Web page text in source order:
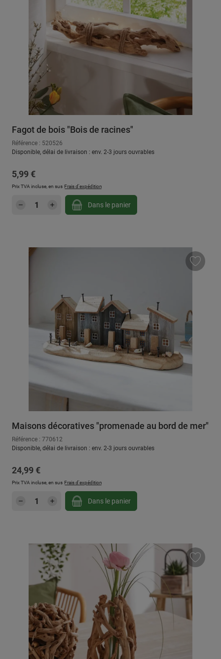
Fagot de bois "Bois de racines"
Référence : 520526
Disponible, délai de livraison : env. 2-3 jours ouvrables
Prix régulier :
5,99 €
Prix TVA incluse, en sus Frais d'expédition
Quantité de produit : Entrez la quantité
Dans le panier
Maisons décoratives "promenade au bord de mer"
Référence : 770612
Disponible, délai de livraison : env. 2-3 jours ouvrables
Prix régulier :
24,99 €
Prix TVA incluse, en sus Frais d'expédition
Quantité de produit : Entrez la quantité
Dans le panier